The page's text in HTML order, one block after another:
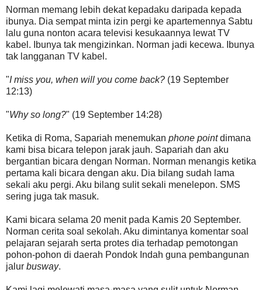
Norman memang lebih dekat kepadaku daripada kepada
ibunya. Dia sempat minta izin pergi ke apartemennya Sabtu
lalu guna nonton acara televisi kesukaannya lewat TV
kabel. Ibunya tak mengizinkan. Norman jadi kecewa. Ibunya
tak langganan TV kabel.
"I miss you, when will you come back? (19 September
12:13)
"Why so long?" (19 September 14:28)
Ketika di Roma, Sapariah menemukan phone pointdimana
kami bisa bicara telepon jarak jauh. Sapariah dan aku
bergantian bicara dengan Norman. Norman menangis ketika
pertama kali bicara dengan aku. Dia bilang sudah lama
sekali aku pergi. Aku bilang sulit sekali menelepon. SMS
sering juga tak masuk.
Kami bicara selama 20 menit pada Kamis 20 September.
Norman cerita soal sekolah. Aku dimintanya komentar soal
pelajaran sejarah serta protes dia terhadap pemotongan
pohon-pohon di daerah Pondok Indah guna pembangunan
jalur busway.